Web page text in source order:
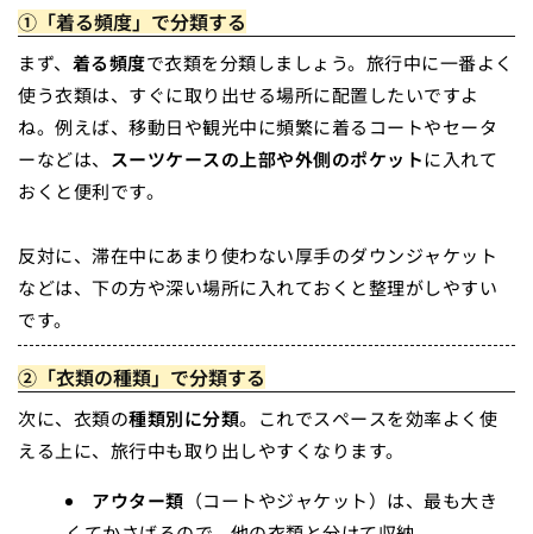
二、「衣類の種類」で分類する
三、「傷みやすさ」で分類する
①「着る頻度」で分類する
まず、 着る頻度で衣類を分類しましょう。旅行中に一番よく
使う衣類は、すぐに取り出せる場所に配置したいですよ
ね。例えば、移動日や観光中に頻繁に着るコートやセータ
ーなどは、 スーツケースの上部や外側のポケットに入れて
おくと便利です。
反対に、滞在中にあまり使わない厚手のダウンジャケット
などは、下の方や深い場所に入れておくと整理がしやすい
です。
②「衣類の種類」で分類する
次に、衣類の種類別に分類。これでスペースを効率よく使
える上に、旅行中も取り出しやすくなります。
アウター類 （コートやジャケット）は、最も大き